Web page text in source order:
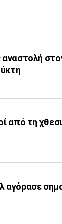
από τη
αγόρασε